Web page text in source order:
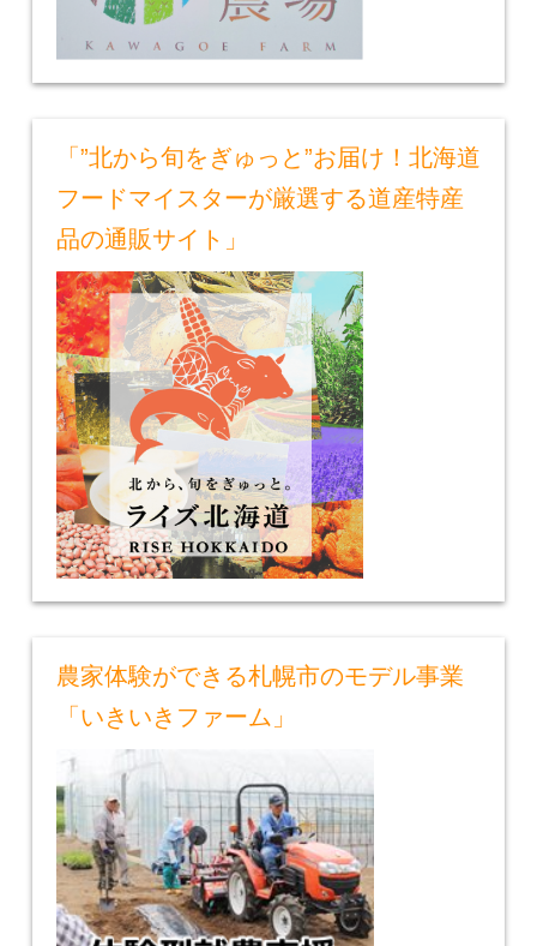
「”北から旬をぎゅっと”お届け！北海道
フードマイスターが厳選する道産特産
品の通販サイト」
農家体験ができる札幌市のモデル事業
「いきいきファーム」